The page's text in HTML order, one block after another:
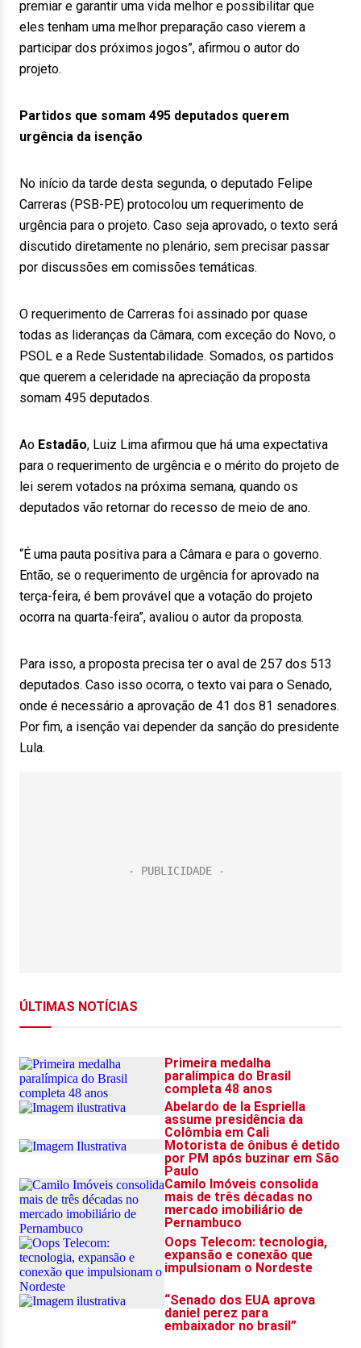
premiar e garantir uma vida melhor e possibilitar que
eles tenham uma melhor preparação caso vierem a
participar dos próximos jogos”, afirmou o autor do
projeto.
Partidos que somam 495 deputados querem
urgência da isenção
No início da tarde desta segunda, o deputado Felipe
Carreras (PSB-PE) protocolou um requerimento de
urgência para o projeto. Caso seja aprovado, o texto será
discutido diretamente no plenário, sem precisar passar
por discussões em comissões temáticas.
O requerimento de Carreras foi assinado por quase
todas as lideranças da Câmara, com exceção do Novo, o
PSOL e a Rede Sustentabilidade. Somados, os partidos
que querem a celeridade na apreciação da proposta
somam 495 deputados.
Ao Estadão, Luiz Lima afirmou que há uma expectativa
para o requerimento de urgência e o mérito do projeto de
lei serem votados na próxima semana, quando os
deputados vão retornar do recesso de meio de ano.
“É uma pauta positiva para a Câmara e para o governo.
Então, se o requerimento de urgência for aprovado na
terça-feira, é bem provável que a votação do projeto
ocorra na quarta-feira”, avaliou o autor da proposta.
Para isso, a proposta precisa ter o aval de 257 dos 513
deputados. Caso isso ocorra, o texto vai para o Senado,
onde é necessário a aprovação de 41 dos 81 senadores.
Por fim, a isenção vai depender da sanção do presidente
Lula.